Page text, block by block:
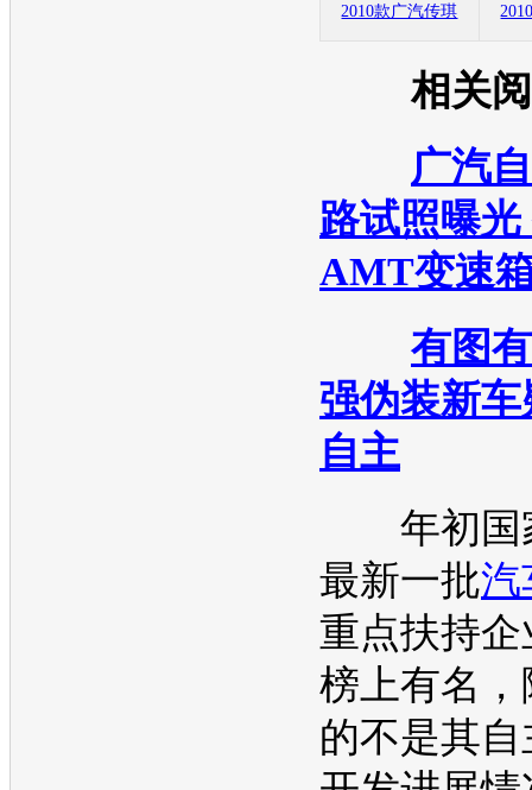
2010款广汽传琪
相关
广汽
路试照曝光
AMT变速
有图
强伪装新
自主
年初国
最新一批汽
重点扶持
榜上有名
的不是其自